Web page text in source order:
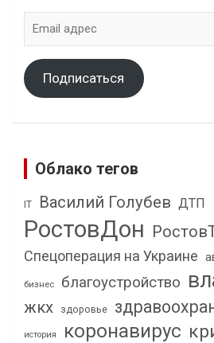
адрес
Подписаться
Облако тегов
IT Василий Голубев ДТП
РостовДон
Спецоперация на Украине
бизнес благоустройство
жкх здоровье
история коронавирус